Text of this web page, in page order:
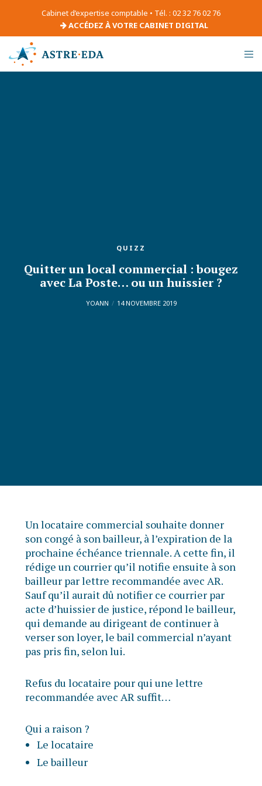
Cabinet d’expertise comptable • Tél. : 02 32 76 02 76
ACCÉDEZ À VOTRE CABINET DIGITAL
QUIZZ
Quitter un local commercial : bougez
avec La Poste… ou un huissier ?
YOANN 14 NOVEMBRE 2019
Un locataire commercial souhaite donner
son congé à son bailleur, à l’expiration de la
prochaine échéance triennale. A cette fin, il
rédige un courrier qu’il notifie ensuite à son
bailleur par lettre recommandée avec AR.
Sauf qu’il aurait dû notifier ce courrier par
acte d’huissier de justice, répond le bailleur,
qui demande au dirigeant de continuer à
verser son loyer, le bail commercial n’ayant
pas pris fin, selon lui.
Refus du locataire pour qui une lettre
recommandée avec AR suffit…
Qui a raison ?
Le locataire
Le bailleur